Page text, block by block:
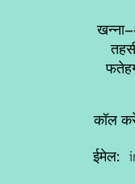
कॉल
ईमेल: